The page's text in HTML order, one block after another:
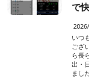
で
いつ
ござ
ら長
出・
まし